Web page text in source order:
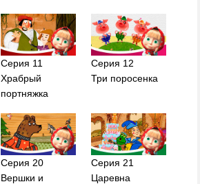
Серия 11
Храбрый
портняжка
Серия 12
Три поросенка
Серия 20
Вершки и
Серия 21
Царевна